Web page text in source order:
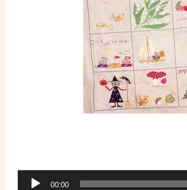
Lecteur00:00